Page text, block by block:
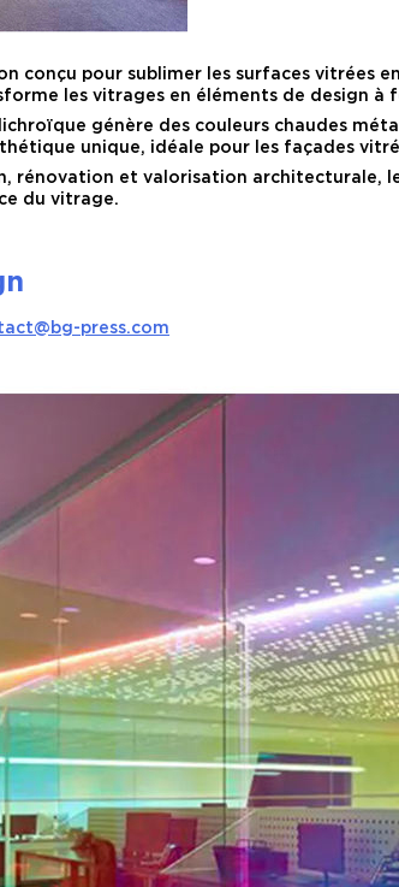
conçu pour sublimer les surfaces vitrées
les vitrages en éléments de design à
génère des couleurs chaudes
unique, idéale pour les façades
rénovation et valorisation architecturale,
du vitrage.
press.com